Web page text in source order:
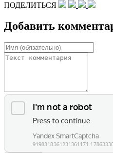
ПОДЕЛИТЬСЯ
Добавить